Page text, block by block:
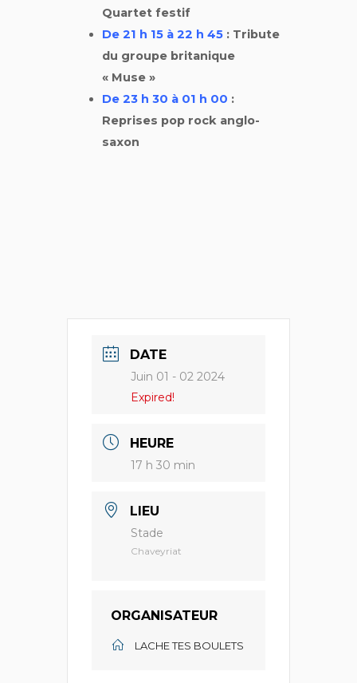
Quartet festif
De 21 h 15 à 22 h 45: Tribute
du groupe britanique
« Muse »
De 23 h 30 à 01 h 00 :
Reprises pop rock anglo-
saxon
DATE
Juin 01 - 02 2024
Expired!
HEURE
17 h 30 min
LIEU
Stade
Chaveyriat
ORGANISATEUR
LACHE TES BOULETS